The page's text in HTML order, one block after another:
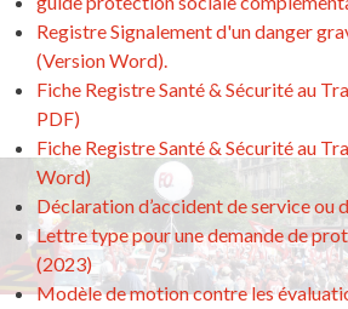
Registre Signalement d'un danger
(Version Word).
Fiche Registre Santé & Sécurité au
PDF)
Fiche Registre Santé & Sécurité au
Word)
Déclaration d’accident de service ou
Lettre type pour une demande de
(2023)
Modèle de motion contre les